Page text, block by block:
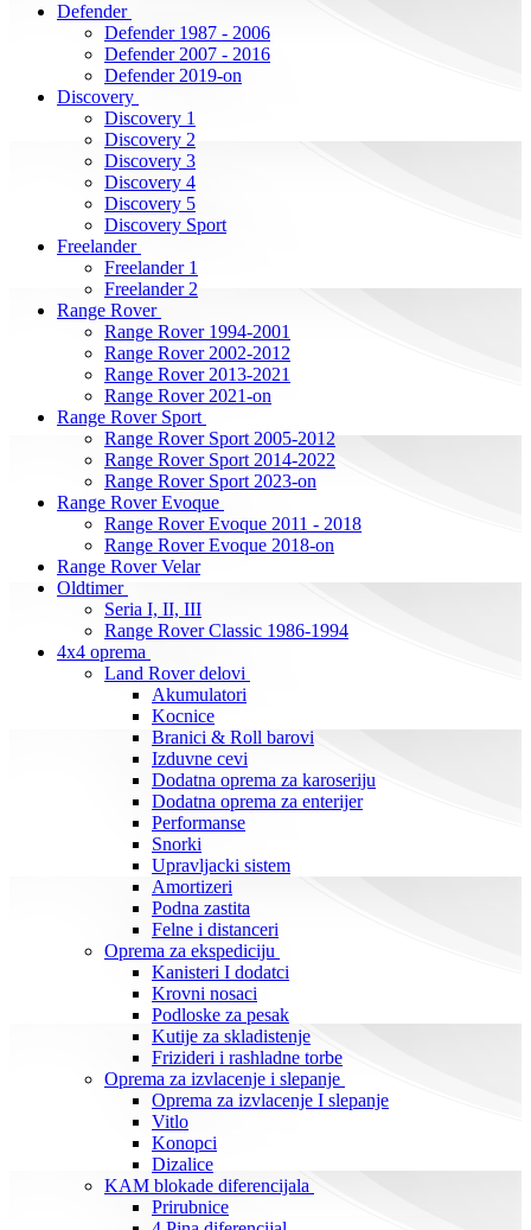
Defender
Defender 1987 - 2006
Defender 2007 - 2016
Defender 2019-on
Discovery
Discovery 1
Discovery 2
Discovery 3
Discovery 4
Discovery 5
Discovery Sport
Freelander
Freelander 1
Freelander 2
Range Rover
Range Rover 1994-2001
Range Rover 2002-2012
Range Rover 2013-2021
Range Rover 2021-on
Range Rover Sport
Range Rover Sport 2005-2012
Range Rover Sport 2014-2022
Range Rover Sport 2023-on
Range Rover Evoque
Range Rover Evoque 2011 - 2018
Range Rover Evoque 2018-on
Range Rover Velar
Oldtimer
Seria I, II, III
Range Rover Classic 1986-1994
4x4 oprema
Land Rover delovi
Akumulatori
Kocnice
Branici & Roll barovi
Izduvne cevi
Dodatna oprema za karoseriju
Dodatna oprema za enterijer
Performanse
Snorki
Upravljacki sistem
Amortizeri
Podna zastita
Felne i distanceri
Oprema za ekspediciju
Kanisteri I dodatci
Krovni nosaci
Podloske za pesak
Kutije za skladistenje
Frizideri i rashladne torbe
Oprema za izvlacenje i slepanje
Oprema za izvlacenje I slepanje
Vitlo
Konopci
Dizalice
KAM blokade diferencijala
Prirubnice